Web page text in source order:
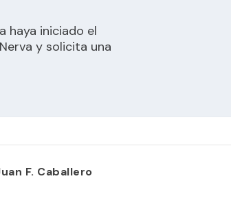
haya iniciado el
y solicita una
F. Caballero